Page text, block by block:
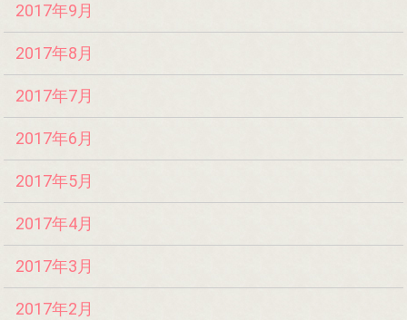
2017年9月
2017年8月
2017年7月
2017年6月
2017年5月
2017年4月
2017年3月
2017年2月